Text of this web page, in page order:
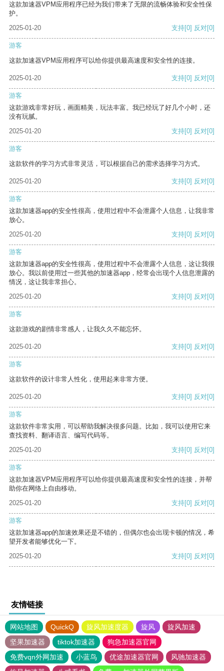
这款加速器VPM应用程序已经为我们带来了无限的流畅体验和安全性保
护。
2025-01-20
支持[0] 反对[0]
游客
这款加速器VPM应用程序可以给你提供最高速度和安全性的连接。
2025-01-20 支持[0] 反对[0]
游客
这款游戏非常好玩，画面精美，玩法丰富。我已经玩了好几个小时，还
没有玩腻。
2025-01-20
支持[0] 反对[0]
游客
这款软件的学习方式非常灵活，可以根据自己的需求选择学习方式。
2025-01-20 支持[0] 反对[0]
游客
这款加速器app的安全性很高，使用过程中不会泄露个人信息，让我非常
放心。
2025-01-20
支持[0] 反对[0]
游客
这款加速器app的安全性很高，使用过程中不会泄露个人信息，这让我很
放心。我以前使用过一些其他的加速器app，经常会出现个人信息泄露的
情况，这让我非常担心。
2025-01-20
支持[0] 反对[0]
游客
这款游戏的剧情非常感人，让我久久不能忘怀。
2025-01-20 支持[0] 反对[0]
游客
这款软件的设计非常人性化，使用起来非常方便。
2025-01-20 支持[0] 反对[0]
游客
这款软件非常实用，可以帮助我解决很多问题。比如，我可以使用它来
查找资料、翻译语言、编写代码等。
2025-01-20
支持[0] 反对[0]
游客
这款加速器VPM应用程序可以给你提供最高速度和安全性的连接，并帮
助你在网络上自由移动。
2025-01-20
支持[0] 反对[0]
游客
这款加速器app的加速效果还是不错的，但偶尔也会出现卡顿的情况，希
望开发者能够优化一下。
2025-01-20
支持[0] 反对[0]
友情链接
网站地图 QuickQ 旋风加速度器 旋风
旋风加速
坚果加速器
tiktok加速器
狗急加速器官网
免费vqn外网加速
小蓝鸟 优途加速器官网
风驰加速器